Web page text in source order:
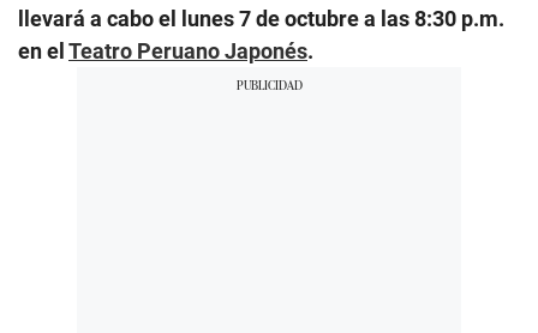
llevará a cabo el lunes 7 de octubre a las 8:30 p.m.
en elTeatro Peruano Japonés.